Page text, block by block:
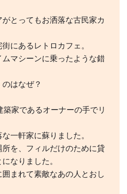
とってもお洒落な古民家カ
にあるレトロカフェ。
マシーンに乗ったような錯
はなぜ？
家であるオーナーの手でリ
一軒家に蘇りました。
を、フィルだけのために貸
なりました。
まれて素敵なあの人とおし